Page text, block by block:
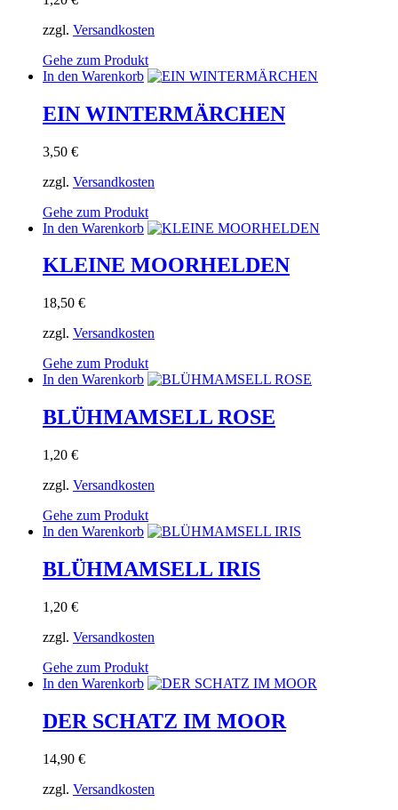
zzgl. Versandkosten
Gehe zum Produkt
In den Warenkorb
EIN WINTERMÄRCHEN
3,50 €
zzgl. Versandkosten
Gehe zum Produkt
In den Warenkorb
KLEINE MOORHELDEN
18,50 €
zzgl. Versandkosten
Gehe zum Produkt
In den Warenkorb
BLÜHMAMSELL ROSE
1,20 €
zzgl. Versandkosten
Gehe zum Produkt
In den Warenkorb
BLÜHMAMSELL IRIS
1,20 €
zzgl. Versandkosten
Gehe zum Produkt
In den Warenkorb
DER SCHATZ IM MOOR
14,90 €
zzgl. Versandkosten